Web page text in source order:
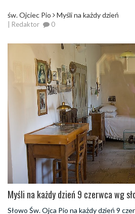
św. Ojciec Pio Myśli na każdy dzień
| Redaktor 0
Myśli na każdy dzień 9 czerwca wg
Słowo Św. Ojca Pio na każdy dzień 9